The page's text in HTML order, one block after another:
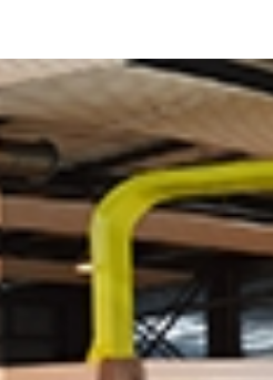
Rapports - Publications
Vidéo de présentation
Historique
Charte développement durable
Égalité Femmes/Hommes